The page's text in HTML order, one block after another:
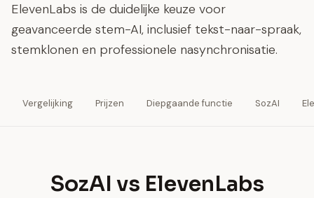
ElevenLabs is de duidelijke keuze voor
geavanceerde stem-AI, inclusief tekst-naar-spraak,
stemklonen en professionele nasynchronisatie.
Vergelijking Prijzen Diepgaande functie SozAI
SozAI vs ElevenLabs